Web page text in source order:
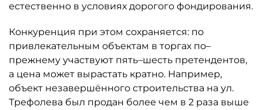
естественно в условиях дорогого фондирования.
Конкуренция при этом сохраняется: по
привлекательным объектам в торгах по–
прежнему участвуют пять–шесть претендентов,
а цена может вырастать кратно. Например,
объект незавершённого строительства на ул.
Трефолева был продан более чем в 2 раза выше